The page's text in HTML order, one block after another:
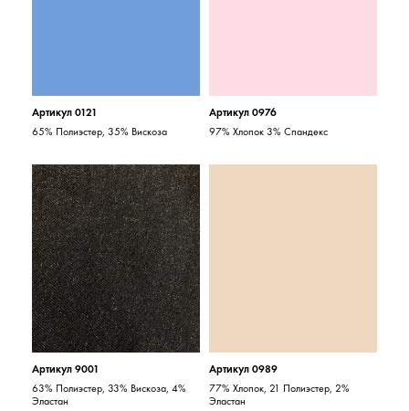
Артикул 0121
65% Полиэстер, 35% Вискоза
Артикул 0976
97% Хлопок 3% Спандекс
Артикул 9001
63% Полиэстер, 33% Вискоза, 4%
Эластан
Артикул 0989
77% Хлопок, 21 Полиэстер, 2%
Эластан